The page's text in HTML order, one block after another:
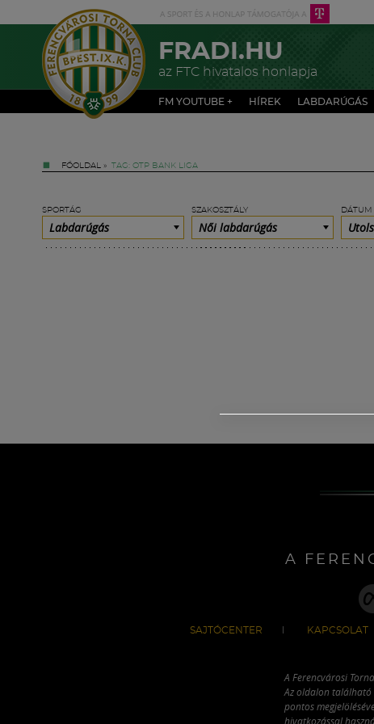
FRADI.HU
az FTC hivatalos honlapja
FM YOUTUBE + HÍREK LABDARÚGÁS
FŐOLDAL » TAG: OTP BANK LIGA
SPORTÁG
Labdarúgás
SZAKOSZTÁLY
Női labdarúgás
DÁTUM
A
SAJTÓCENTER KAPCSOLAT
A Ferencvárosi
Az oldalon található
pontos
hivatkozással